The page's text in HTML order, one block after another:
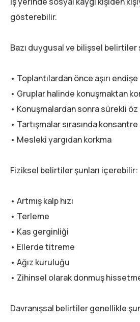
gösterebilir.
Bazı duygusal ve bilişsel belirtiler
• Toplantılardan önce aşırı endişe
• Gruplar halinde konuşmaktan
• Konuşmalardan sonra sürekli
• Tartışmalar sırasında
• Mesleki yargıdan korkma
Fiziksel belirtiler şunları içerebilir:
• Artmış kalp hızı
• Terleme
• Kas gerginliği
• Ellerde titreme
• Ağız kuruluğu
• Zihinsel olarak donmuş
Davranışsal belirtiler genellikle